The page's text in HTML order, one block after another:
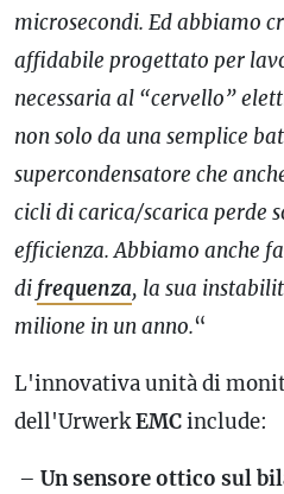
microsecondi. Ed abbiamo
affidabile progettato per
necessaria al “cervello”
non solo da una semplice
supercondensatore che
cicli di carica/scarica perde
efficienza. Abbiamo anche
di frequenza, la sua
milione in un anno.“
L'innovativa unità di
dell'UrwerkEMCinclude:
– Un sensore ottico sul